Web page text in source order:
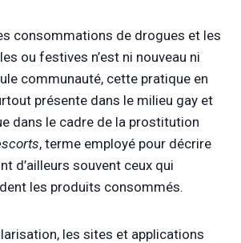
consommations de drogues et les
ou festives n’est ni nouveau ni
communauté, cette pratique en
présente dans le milieu gay et
dans le cadre de la prostitution
, terme employé pour décrire
d’ailleurs souvent ceux qui
les produits consommés.
les sites et applications